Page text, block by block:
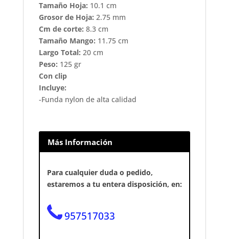
Tamaño Hoja: 10.1 cm
Grosor de Hoja: 2.75 mm
Cm de corte: 8.3 cm
Tamaño Mango: 11.75 cm
Largo Total: 20 cm
Peso: 125 gr
Con clip
Incluye:
-Funda nylon de alta calidad
Más Información
Para cualquier duda o pedido,
estaremos a tu entera disposición, en:
957517033